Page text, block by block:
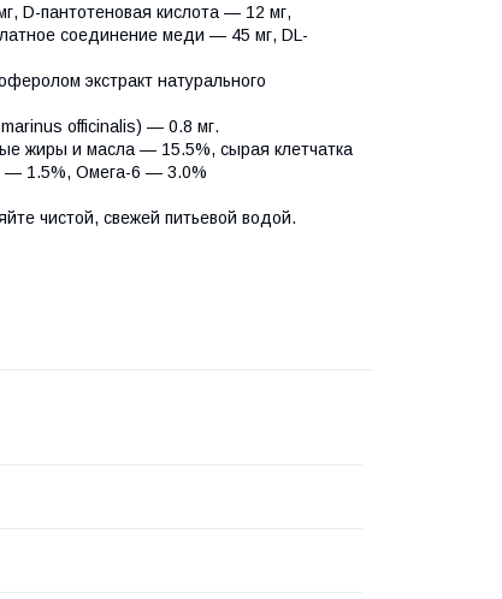
D-пантотеновая кислота — 12 мг,
соединение меди — 45 мг, DL-
экстракт натурального
officinalis) — 0.8 мг.
жиры и масла — 15.5%, сырая клетчатка
1.5%, Oмега-6 — 3.0%
чистой, свежей питьевой водой.